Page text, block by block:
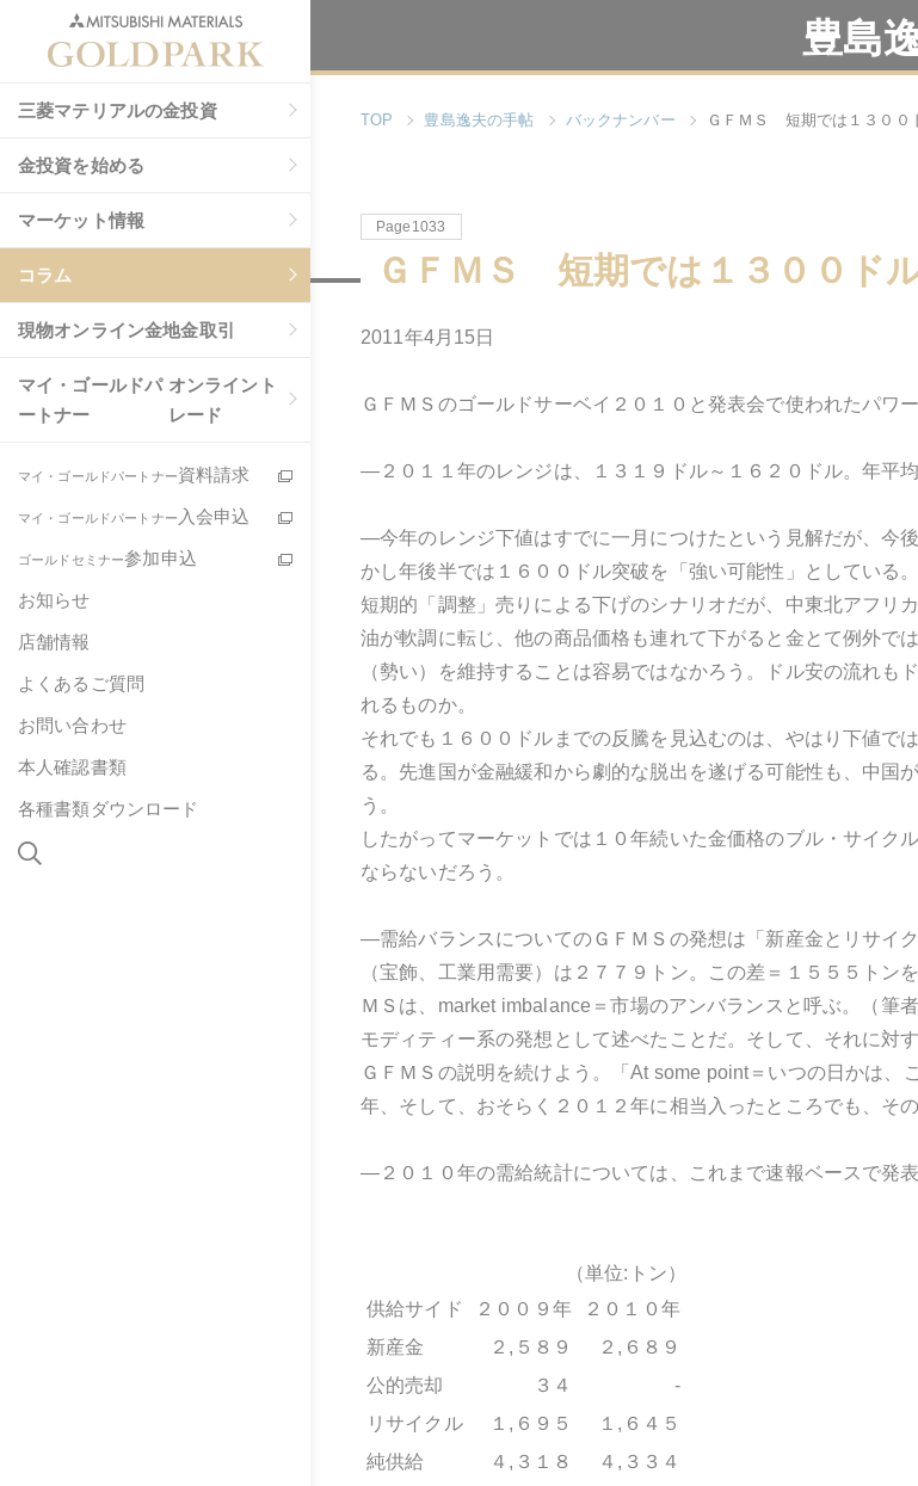
三菱マテリアルの金投資
金投資を始める
マーケット情報
コラム
現物オンライン金地金取引
マイ・ゴールドパ
ートナー
オンライント
レード
マイ・ゴールドパートナー資料請求
マイ・ゴールドパートナー 入会申込
ゴールドセミナー参加申込
お知らせ
店舗情報
よくあるご質問
お問い合わせ
本人確認書類
各種書類ダウンロード
豊島
TOP 豊島逸夫の手帖 バックナンバー ＧＦＭＳ 短期では１３００
Page1033
ＧＦＭＳ 短期では１３００ド
2011年4月15日
ＧＦＭＳのゴールドサーベイ２０１０と発表会で使われたパワ
―２０１１年のレンジは、１３１９ドル～１６２０ドル。年平均
―今年のレンジ下値はすでに一月につけたという見解だが、今
かし年後半では１６００ドル突破を「強い可能性」としている。
短期的「調整」売りによる下げのシナリオだが、中東北アフリ
油が軟調に転じ、他の商品価格も連れて下がると金とて例外で
（勢い）を維持することは容易ではなかろう。ドル安の流れ
れるものか。
それでも１６００ドルまでの反騰を見込むのは、やはり下値で
る。先進国が金融緩和から劇的な脱出を遂げる可能性も、中国
う。
したがってマーケットでは１０年続いた金価格のブル・サイク
ならないだろう。
―需給バランスについてのＧＦＭＳの発想は「新産金とリサイ
（宝飾、工業用需要）は２７７９トン。この差＝１５５５ト
ＭＳは、market imbalance＝市場のアンバランスと呼ぶ。（
モディティー系の発想として述べたことだ。そして、それに対
ＧＦＭＳの説明を続けよう。「At some point＝いつの日かは、
年、そして、おそらく２０１２年に相当入ったところでも、そ
―２０１０年の需給統計については、これまで速報ベースで発
（単位:トン）
供給サイド
２００９年
２０１０年
新産金
２,５８９
２,６８９
公的売却
３４
-
リサイクル
１,６９５
１,６４５
純供給
４,３１８
４,３３４